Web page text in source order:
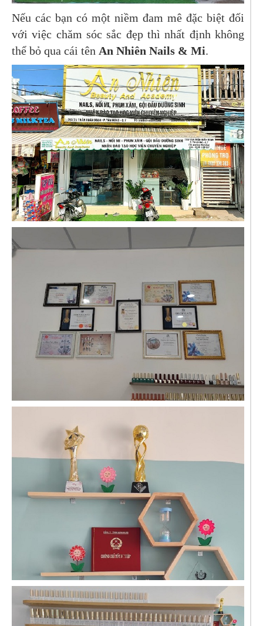
Nếu các bạn có một niềm đam mê đặc biệt đối
với việc chăm sóc sắc đẹp thì nhất định không
thể bỏ qua cái tên An Nhiên Nails & Mi.